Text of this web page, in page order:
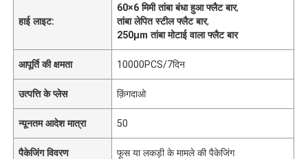
हाई लाइट:
60×6 मिमी तांबा बंधा हुआ फ्लैट बार,
तांबा लेपित स्टील फ्लैट बार,
250μm तांबा मोटाई वाला फ्लैट बार
आपूर्ति की क्षमता 10000PCS/7दिन
उत्पत्ति के प्लेस क़िंगदाओ
न्यूनतम आदेश मात्रा 50
पैकेजिंग विवरण फूस या लकड़ी के मामले की पैकेजिंग